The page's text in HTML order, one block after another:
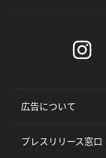
広告について
プレスリリース窓口